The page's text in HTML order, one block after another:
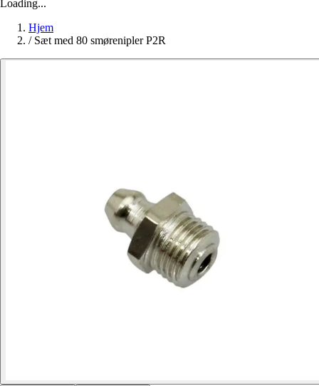
Loading...
Hjem
/ Sæt med 80 smørenipler P2R